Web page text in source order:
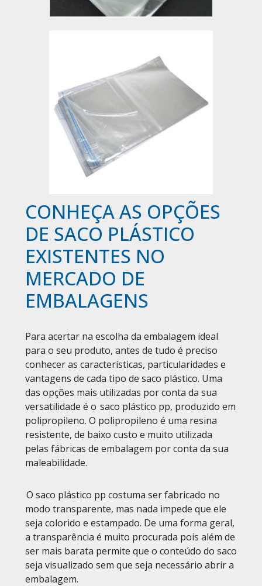
CONHEÇA AS OPÇÕES
DE SACO PLÁSTICO
EXISTENTES NO
MERCADO DE
EMBALAGENS
Para acertar na escolha da embalagem ideal
para o seu produto, antes de tudo é preciso
conhecer as características, particularidades e
vantagens de cada tipo de saco plástico. Uma
das opções mais utilizadas por conta da sua
versatilidade é o saco plástico pp, produzido em
polipropileno. O polipropileno é uma resina
resistente, de baixo custo e muito utilizada
pelas fábricas de embalagem por conta da sua
maleabilidade.
O saco plástico pp costuma ser fabricado no
modo transparente, mas nada impede que ele
seja colorido e estampado. De uma forma geral,
a transparência é muito procurada pois além de
ser mais barata permite que o conteúdo do saco
seja visualizado sem que seja necessário abrir a
embalagem.